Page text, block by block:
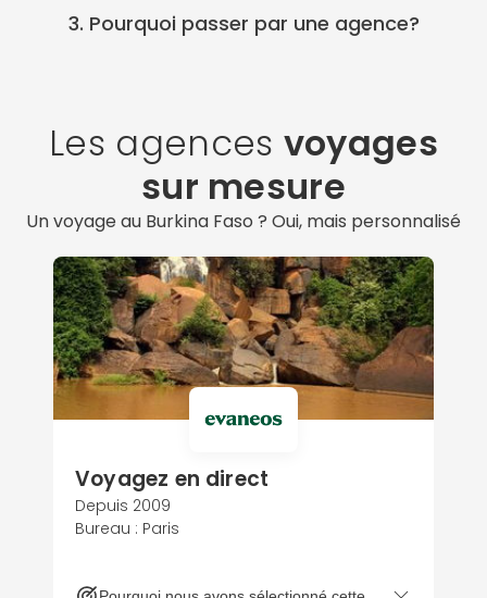
3. Pourquoi passer par une agence?
Les agences voyages
sur mesure
Un voyage au Burkina Faso ? Oui, mais personnalisé
Voyagez en direct
Depuis 2009
Bureau : Paris